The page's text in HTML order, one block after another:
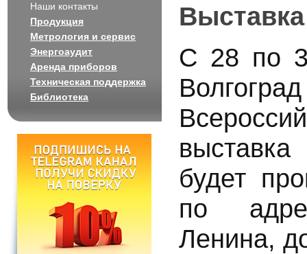
Наши контакты
Продукция
Метрология и сервис
Энергоаудит
Аренда приборов
Техническая поддержка
Библиотека
С 28 по
будет
по
Ленина,